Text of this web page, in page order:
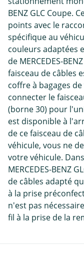
BENZ GLC Coupe.
points avec le
spécifique au
couleurs adaptées
de MERCEDES-
faisceau de câbles
coffre à bagages
connecter le
(borne 30) pour
est disponible à
de ce faisceau de
véhicule, vous ne
votre véhicule.
MERCEDES-BENZ
de câbles adapté
à la prise
n'est pas
fil à la prise de la